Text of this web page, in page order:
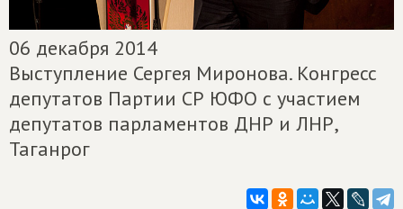
06 декабря 2014
Выступление Сергея Миронова. Конгресс
депутатов Партии СР ЮФО с участием
депутатов парламентов ДНР и ЛНР,
Таганрог